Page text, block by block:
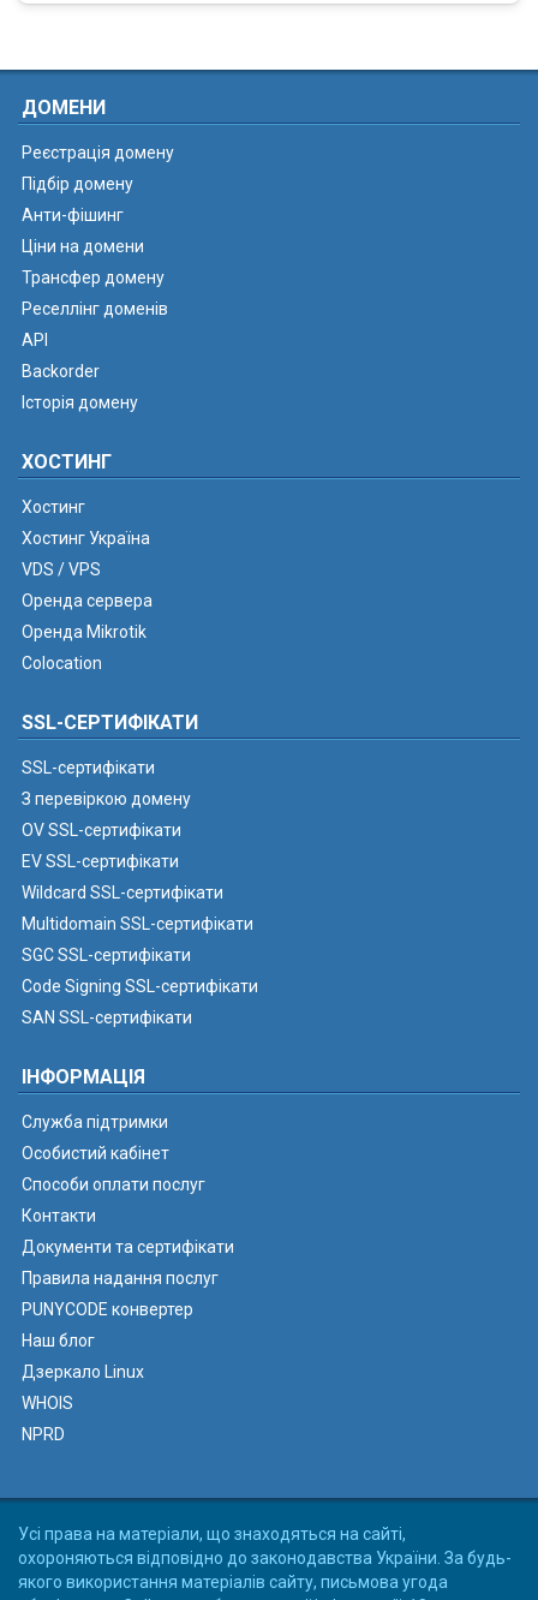
ДОМЕНИ
Реєстрація домену
Підбір домену
Анти-фішинг
Ціни на домени
Трансфер домену
Реселлінг доменів
API
Backorder
Історія домену
ХОСТИНГ
Хостинг
Хостинг Україна
VDS / VPS
Оренда сервера
Оренда Mikrotik
Colocation
SSL-СЕРТИФІКАТИ
SSL-сертифікати
З перевіркою домену
OV SSL-сертифікати
EV SSL-сертифікати
Wildcard SSL-сертифікати
Multidomain SSL-сертифікати
SGC SSL-сертифікати
Code Signing SSL-сертифікати
SAN SSL-сертифікати
ІНФОРМАЦІЯ
Служба підтримки
Особистий кабінет
Способи оплати послуг
Контакти
Документи та сертифікати
Правила надання послуг
PUNYCODE конвертер
Наш блог
Дзеркало Linux
WHOIS
NPRD
Усі права на матеріали, що знаходяться на сайті,
охороняються відповідно до законодавства України. За будь-
якого використання матеріалів сайту, письмова угода